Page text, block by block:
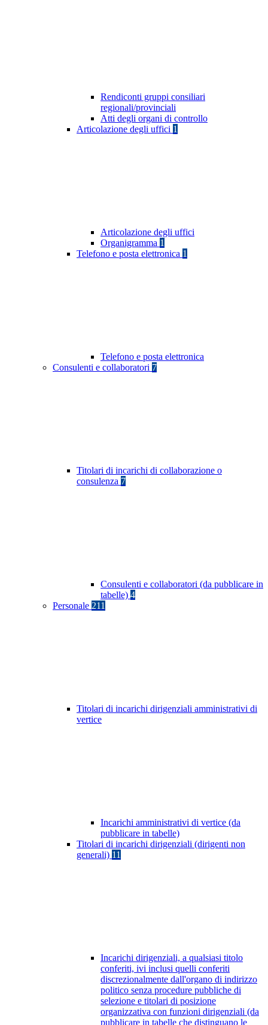
Rendiconti gruppi consiliari
regionali/provinciali
Atti degli organi di controllo
Articolazione degli uffici 1
Articolazione degli uffici
Organigramma 1
Telefono e posta elettronica 1
Telefono e posta elettronica
Consulenti e collaboratori 7
Titolari di incarichi di collaborazione o
consulenza 7
Consulenti e collaboratori (da pubblicare in
tabelle) 4
Personale 211
Titolari di incarichi dirigenziali amministrativi di
vertice
Incarichi amministrativi di vertice (da
pubblicare in tabelle)
Titolari di incarichi dirigenziali (dirigenti non
generali) 11
Incarichi dirigenziali, a qualsiasi titolo
conferiti, ivi inclusi quelli conferiti
discrezionalmente dall'organo di indirizzo
politico senza procedure pubbliche di
selezione e titolari di posizione
organizzativa con funzioni dirigenziali (da
pubblicare in tabelle che distinguano le